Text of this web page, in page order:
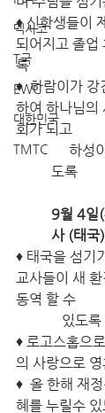
멕시코
T국
EWC
대한민국
TMTC
♦ 신학생들이
되어지고 졸업
록
♦  하람이가 강
하여 하나님의
회가 되고
도록
9월 4일
사 (태국)
♦ 태국을 섬기
교사들이 새
동역 할 수
   있도록
♦ 로고스홉으
의 사랑으로
♦  올 한해 재
혜를 누릴수